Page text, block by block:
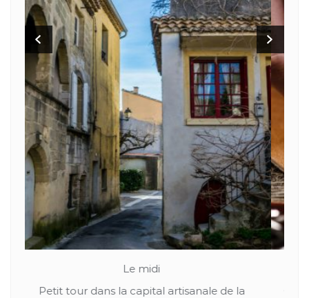
Patrimoine et culture
Cuir, textil ou bien chapeaux: Les merveille de